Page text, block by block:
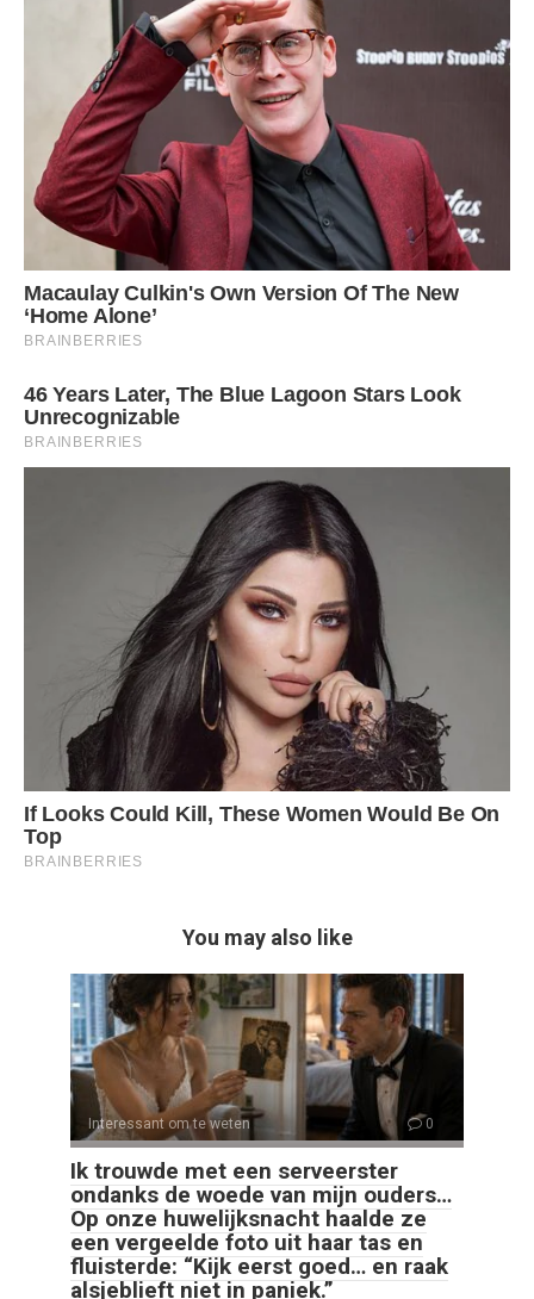
You may also like
Interessant om te weten 0
Ik trouwde met een serveerster
ondanks de woede van mijn ouders…
Op onze huwelijksnacht haalde ze
een vergeelde foto uit haar tas en
fluisterde: “Kijk eerst goed… en raak
alsjeblieft niet in paniek.”